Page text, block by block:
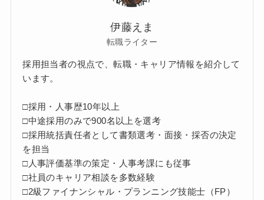
伊藤えま
転職ライター
採用担当者の視点で、転職・キャリア情報を紹介して
います。
□採用・人事歴10年以上
□中途採用のみで900名以上を選考
□採用統括責任者として書類選考・面接・採否の決定
を担当
□人事評価基準の策定・人事考課にも従事
□社員のキャリア相談を多数経験
□2級ファイナンシャル・プランニング技能士（FP）